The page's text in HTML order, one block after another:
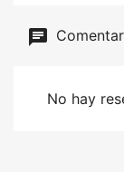
No hay